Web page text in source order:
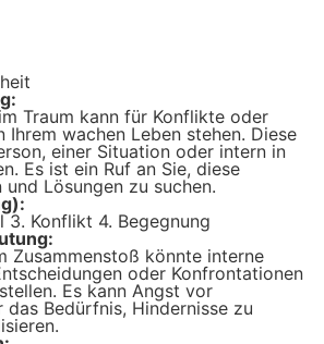
Traum kann für Konflikte oder
Ihrem wachen Leben stehen. Diese
einer Situation oder intern in
Es ist ein Ruf an Sie, diese
Lösungen zu suchen.
3. Konflikt 4. Begegnung
Zusammenstoß könnte interne
oder Konfrontationen
Es kann Angst vor
das Bedürfnis, Hindernisse zu